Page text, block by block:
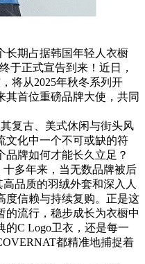
长期占据韩国年轻人衣橱
于正式宣告到来！近日，
将从2025年秋冬系列开
其首位重磅品牌大使，共同
复古、美式休闲与街头风
文化中一个不可或缺的符
牌如何才能长久立足？
多年来，当无数品牌被后
品质的羽绒外套和深入人
度信赖与持续复购。正是这
的流行，稳步成长为衣橱中
的C Logo卫衣，还是每一
都精准地捕捉着